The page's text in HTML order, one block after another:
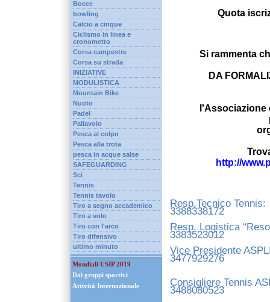
Bocce
bowling
Calcio a cinque
Ciclismo in linea e
cronometro
Corsa campestre
Corsa su strada
INIZIATIVE
MODULISTICA
Mountain Bike
Nuoto
Padel
Pallavolo
Pesca al colpo
Pesca alla trota
pesca in acque salse
SAFEGUARDING
Sci
Tennis
Tennis tavolo
Tiro a segno accademico
Tiro a volo
Tiro con l'arco
Tiro difensivo
ultimo minuto
Mondiali USIP 2019
Dai gruppi sportivi
Attività Internazionale
Quota
Si rammenta
DA
l'Associazione
http://
Resp.Tecnico
3388338172
Resp. Logistica
3383523012
Vice Presidente
3477929276
Consigliere
3488080523